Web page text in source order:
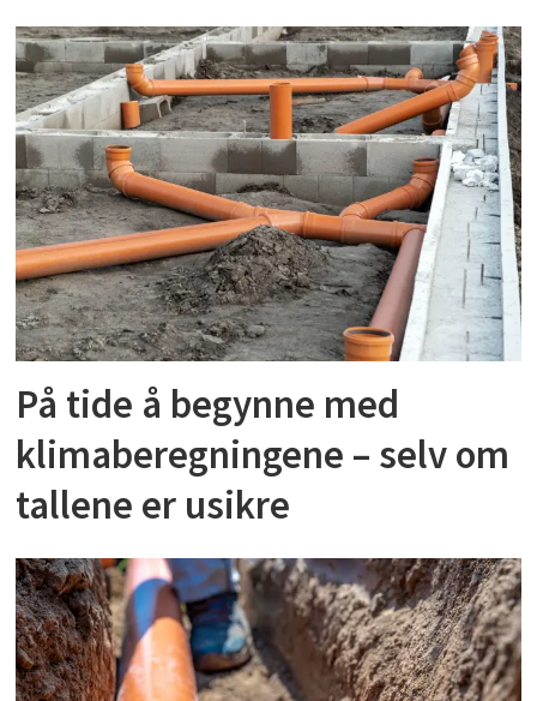
På tide å begynne med
klimaberegningene – selv om
tallene er usikre